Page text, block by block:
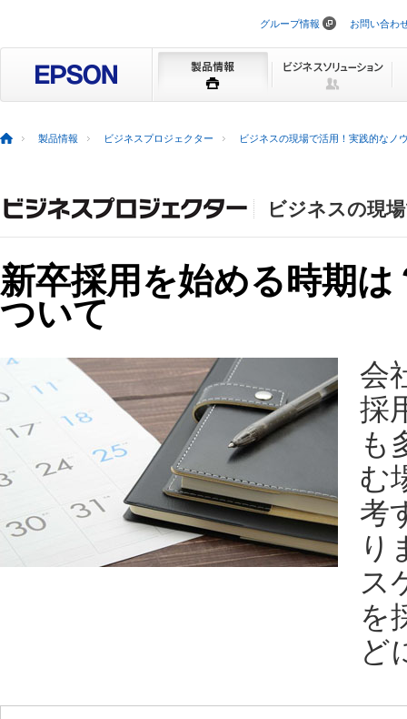
ビ
ョ
を
グループ情報 お問い合わ
製品情報 ビジネスプロジェクター ビジネスの現場で活用！実践的なノ
ビジネスの現
新卒採用を始める時期
ついて
会
採
も
む
考
り
ス
を
ど